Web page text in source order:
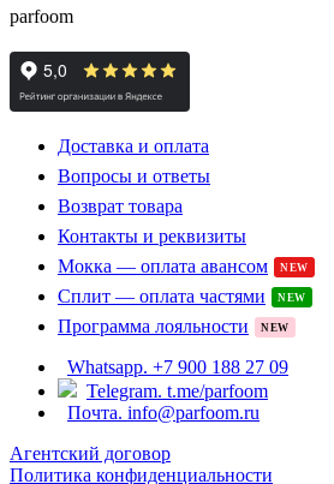
parfoom
Доставка и оплата
Вопросы и ответы
Возврат товара
Контакты и реквизиты
Мокка — оплата авансом
NEW
Сплит — оплата частями NEW
Программа лояльности NEW
Whatsapp. +7 900 188 27 09
Telegram. t.me/parfoom
Почта. info@parfoom.ru
Агентский договор
Политика конфиденциальности